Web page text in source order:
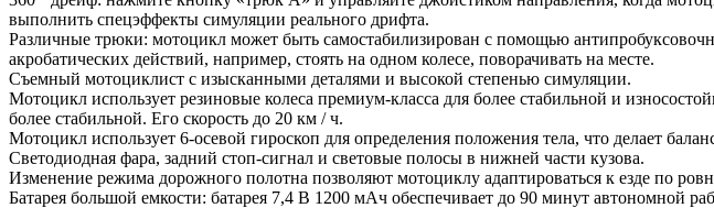
выполнить спецэффекты симуляции реального дрифта.
Различные трюки: мотоцикл может быть самостабилизирован с помощью
акробатических действий, например, стоять на одном колесе, поворачивать на месте.
Съемный мотоциклист с изысканными деталями и высокой степенью симуляции.
Мотоцикл использует резиновые колеса премиум-класса для более стабильной и
более стабильной. Его скорость до 20 км / ч.
Мотоцикл использует 6-осевой гироскоп для определения положения тела, что делает
Светодиодная фара, задний стоп-сигнал и световые полосы в нижней части кузова.
Изменение режима дорожного полотна позволяют мотоциклу адаптироваться к езде по
Батарея большой емкости: батарея 7,4 В 1200 мАч обеспечивает до 90 минут автономной